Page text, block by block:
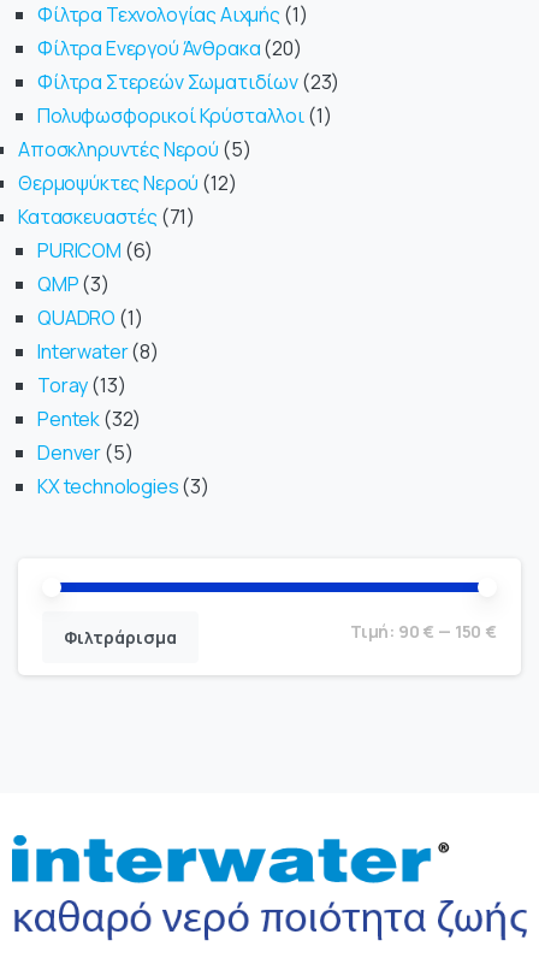
Φίλτρα Τεχνολογίας Αιχμής 1
Φίλτρα Ενεργού Άνθρακα 20
Φίλτρα Στερεών Σωματιδίων 23
Πολυφωσφορικοί Κρύσταλλοι 1
Αποσκληρυντές Νερού 5
Θερμοψύκτες Νερού 12
Κατασκευαστές 71
PURICOM 6
QMP 3
QUADRO 1
Interwater 8
Toray 13
Pentek 32
Denver 5
KX technologies 3
Φιλτράρισμα Τιμή: 90 € — 150 €